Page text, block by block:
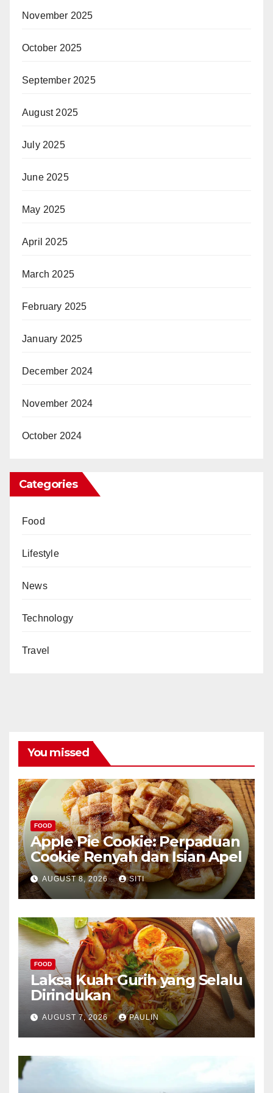
November 2025
October 2025
September 2025
August 2025
July 2025
June 2025
May 2025
April 2025
March 2025
February 2025
January 2025
December 2024
November 2024
October 2024
Categories
Food
Lifestyle
News
Technology
Travel
You missed
FOOD
Apple Pie Cookie: Perpaduan
Cookie Renyah dan Isian Apel
AUGUST 8, 2026 SITI
FOOD
Laksa Kuah Gurih yang Selalu
Dirindukan
AUGUST 7, 2026 PAULIN